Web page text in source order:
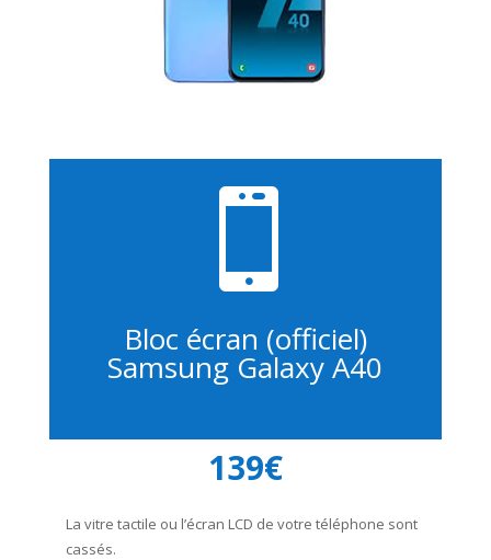

Bloc écran (officiel)
Samsung Galaxy A40
139€
La vitre tactile ou l’écran LCD de votre téléphone sont
cassés.